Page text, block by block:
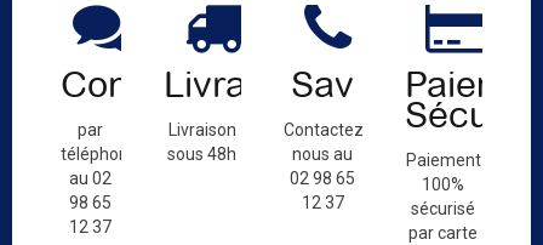
Contact
par
téléphone
au 02
98 65
12 37
Livraison
Livraison
sous 48h
Sav
Contactez-
nous au
02 98 65
12 37
Paiement
100%
sécurisé
par carte